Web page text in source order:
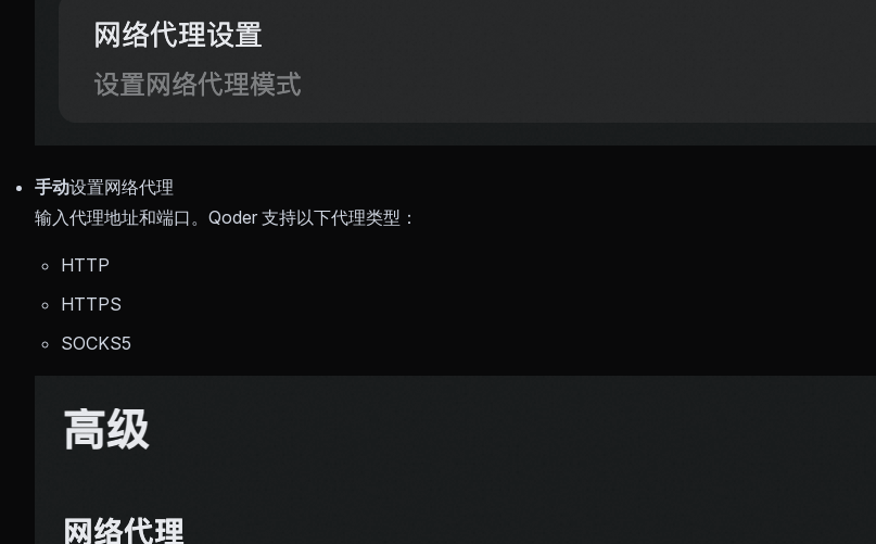
手动设置网络代理
输入代理地址和端口。Qoder 支持以下代理类型：
HTTP
HTTPS
SOCKS5